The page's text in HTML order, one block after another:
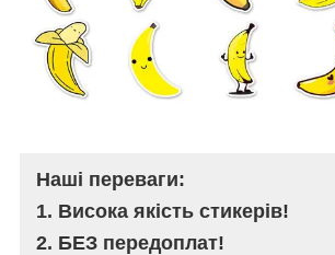
Наші переваги:
1. Висока якість стикерів!
2. БЕЗ передоплат!